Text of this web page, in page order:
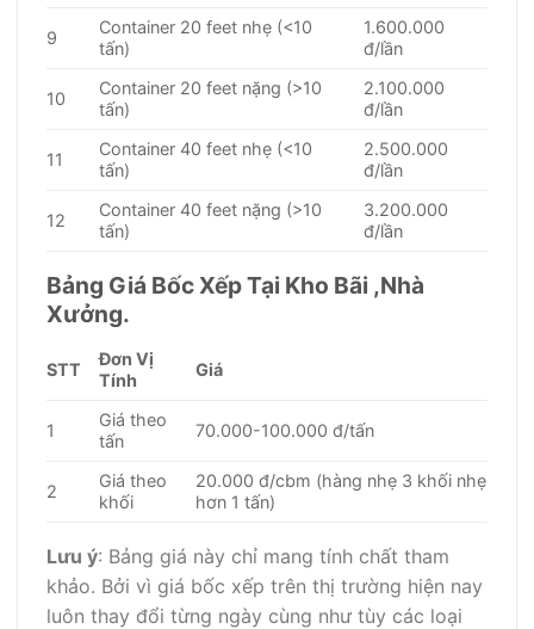
9
Container 20 feet nhẹ (<10
tấn)
1.600.000
đ/lần
10
Container 20 feet nặng (>10
tấn)
2.100.000
đ/lần
11
Container 40 feet nhẹ (<10
tấn)
2.500.000
đ/lần
12
Container 40 feet nặng (>10
tấn)
3.200.000
đ/lần
Bảng Giá Bốc Xếp Tại Kho Bãi ,Nhà
Xưởng.
STT
Đơn Vị
Tính
Giá
1
Giá theo
tấn
70.000-100.000 đ/tấn
2
Giá theo
khối
20.000 đ/cbm (hàng nhẹ 3 khối nhẹ
hơn 1 tấn)
Lưu ý: Bảng giá này chỉ mang tính chất tham
khảo. Bởi vì giá bốc xếp trên thị trường hiện nay
luôn thay đổi từng ngày cùng như tùy các loại